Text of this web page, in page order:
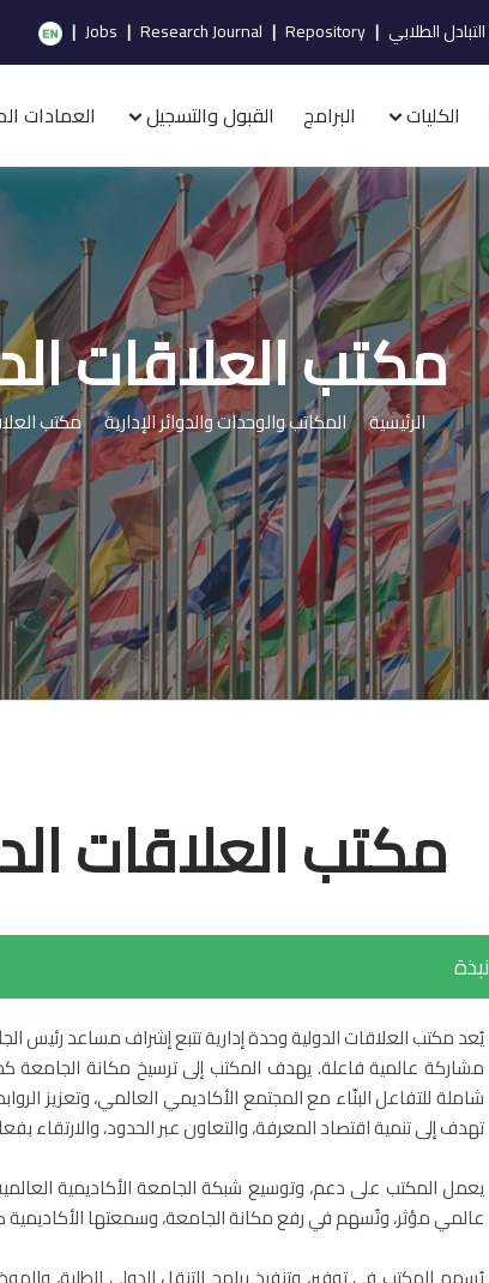
التبادل الطلابي |
Repository
|
Research Journal
|
Jobs
|
الكليات البرامج القبول والتسجيل العمادات
مكتب العلاقات
الرئيسية المكاتب والوحدات والدوائر الإدارية مكتب
مكتب العلاقات
نبذة
يُعد مكتب العلاقات الدولية وحدة إدارية تتبع إشراف مساعد رئيس
مشاركة عالمية فاعلة. يهدف المكتب إلى ترسيخ مكانة الجامعة
شاملة للتفاعل البنّاء مع المجتمع الأكاديمي العالمي، وتعزيز
تهدف إلى تنمية اقتصاد المعرفة، والتعاون عبر الحدود، والارتقاء
يعمل المكتب على دعم، وتوسيع شبكة الجامعة الأكاديمية
عالمي مؤثر، وتُسهم في رفع مكانة الجامعة، وسمعتها الأكاديمية